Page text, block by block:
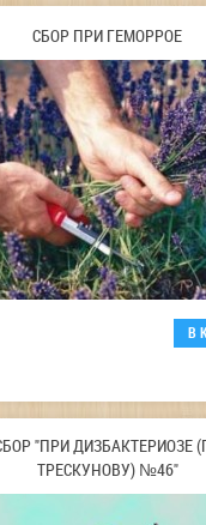
СБОР ПРИ ГЕМОРРОЕ
"ПРИ ДИЗБАКТЕРИОЗЕ
ТРЕСКУНОВУ) №46"